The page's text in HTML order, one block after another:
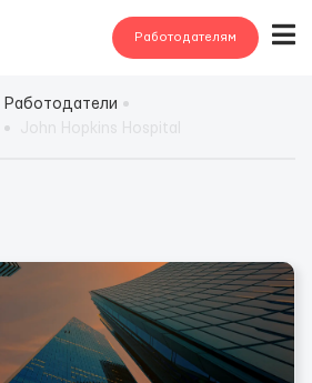
Работодателям
Работодатели